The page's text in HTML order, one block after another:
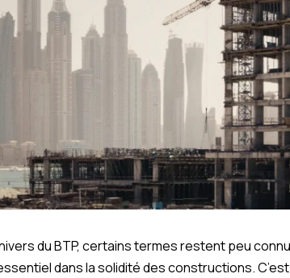
du BTP, certains termes restent peu
dans la solidité des constructions.